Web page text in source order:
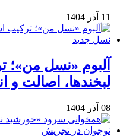
11 آذر 1404
آلبوم «نسل من»؛
لبخندها، اصالت و
08 آذر 1404